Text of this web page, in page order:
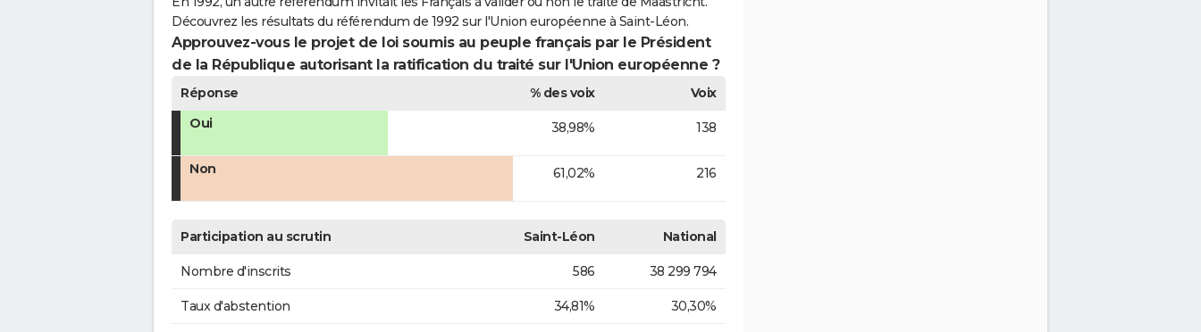
Découvrez les résultats du référendum de 1992 sur l'Union européenne à Saint-Léon.
Approuvez-vous le projet de loi soumis au peuple français par le Président
de la République autorisant la ratification du traité sur l'Union européenne ?
Réponse % des voix
Voix
Oui
38,98% 138
Non 61,02% 216
Participation au scrutin Saint-Léon National
Nombre d'inscrits 586 38 299 794
Taux d'abstention 34,81% 30,30%